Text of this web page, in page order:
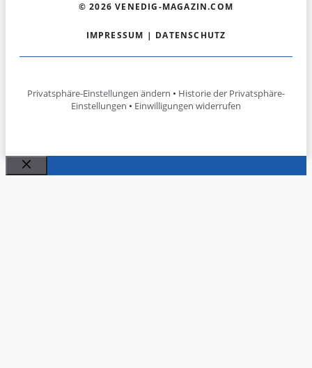
© 2026 VENEDIG-MAGAZIN.COM
IMPRESSUM | DATENSCHUTZ
Privatsphäre-Einstellungen ändern • Historie der Privatsphäre-
Einstellungen • Einwilligungen widerrufen
Schließen